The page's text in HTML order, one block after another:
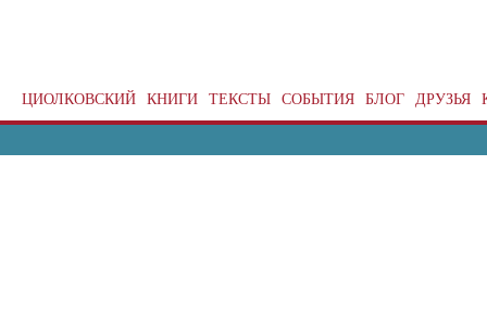
ЦИОЛКОВСКИЙ КНИГИ ТЕКСТЫ СОБЫТИЯ БЛОГ ДРУЗЬЯ